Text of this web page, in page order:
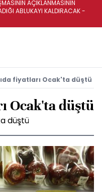
AÇIKLANMASININ
ABLUKAYI KALDIRACAK -
fiyatları Ocak'ta düştü
Ocak'ta düştü
düştü